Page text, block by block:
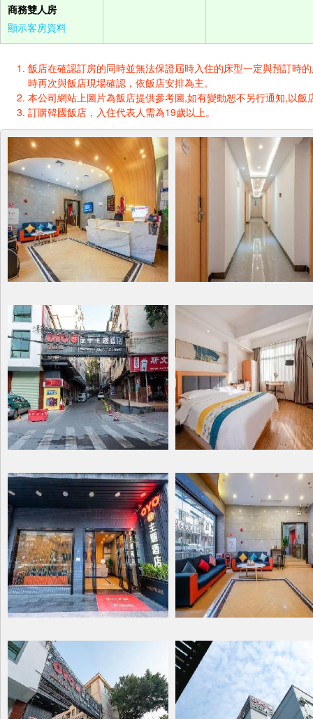
商務雙人房
顯示客房資料
飯店在確認訂房的同時並無法保證屆時入住的床型一定與預訂時
時再次與飯店現場確認，依飯店安排為主。
本公司網站上圖片為飯店提供參考圖,如有變動恕不另行通知,以飯
訂購韓國飯店，入住代表人需為19歲以上。